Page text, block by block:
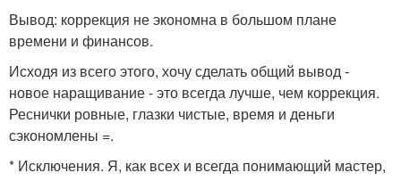
Вывод: коррекция не экономна в большом плане
времени и финансов.
Исходя из всего этого, хочу сделать общий вывод -
новое наращивание - это всегда лучше, чем коррекция.
Реснички ровные, глазки чистые, время и деньги
сэкономлены =.
* Исключения. Я, как всех и всегда понимающий мастер,